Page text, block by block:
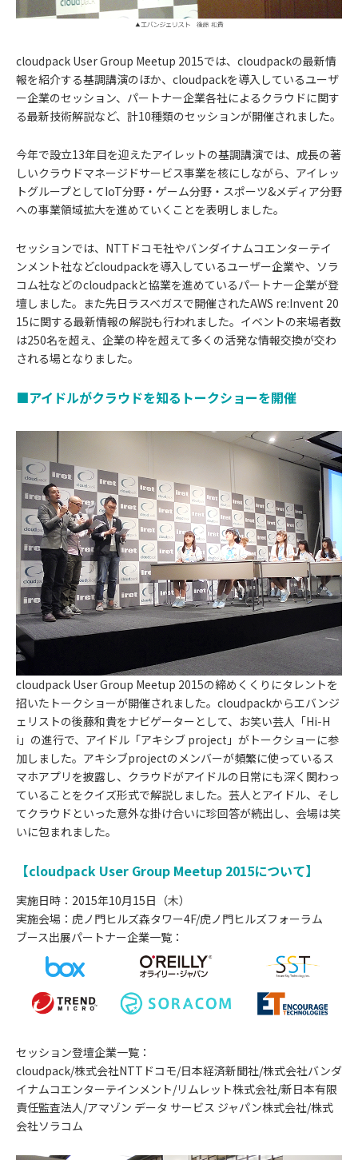
cloudpack User Group Meetup 2015では、cloudpackの最新情
報を紹介する基調講演のほか、cloudpackを導入しているユーザ
ー企業のセッション、パートナー企業各社によるクラウドに関す
る最新技術解説など、計10種類のセッションが開催されました。
今年で設立13年目を迎えたアイレットの基調講演では、成長の著
しいクラウドマネージドサービス事業を核にしながら、アイレッ
トグループとしてIoT分野・ゲーム分野・スポーツ&メディア分野
への事業領域拡大を進めていくことを表明しました。
セッションでは、NTTドコモ社やバンダイナムコエンターテイ
ンメント社などcloudpackを導入しているユーザー企業や、ソラ
コム社などのcloudpackと協業を進めているパートナー企業が登
壇しました。また先日ラスベガスで開催されたAWS re:Invent 20
15に関する最新情報の解説も行われました。イベントの来場者数
は250名を超え、企業の枠を超えて多くの活発な情報交換が交わ
される場となりました。
■アイドルがクラウドを知るトークショーを開催
cloudpack User Group Meetup 2015の締めくくりにタレントを
招いたトークショーが開催されました。cloudpackからエバンジ
ェリストの後藤和貴をナビゲーターとして、お笑い芸人「Hi-H
i」の進行で、アイドル「アキシブ project」がトークショーに参
加しました。アキシブprojectのメンバーが頻繁に使っているス
マホアプリを披露し、クラウドがアイドルの日常にも深く関わっ
ていることをクイズ形式で解説しました。芸人とアイドル、そし
てクラウドといった意外な掛け合いに珍回答が続出し、会場は笑
いに包まれました。
【cloudpack User Group Meetup 2015について】
実施日時：2015年10月15日（木）
実施会場：虎ノ門ヒルズ森タワー4F/虎ノ門ヒルズフォーラム
ブース出展パートナー企業一覧：
セッション登壇企業一覧：
cloudpack/株式会社NTTドコモ/日本経済新聞社/株式会社バンダ
イナムコエンターテインメント/リムレット株式会社/新日本有限
責任監査法人/アマゾン データ サービス ジャパン株式会社/株式
会社ソラコム